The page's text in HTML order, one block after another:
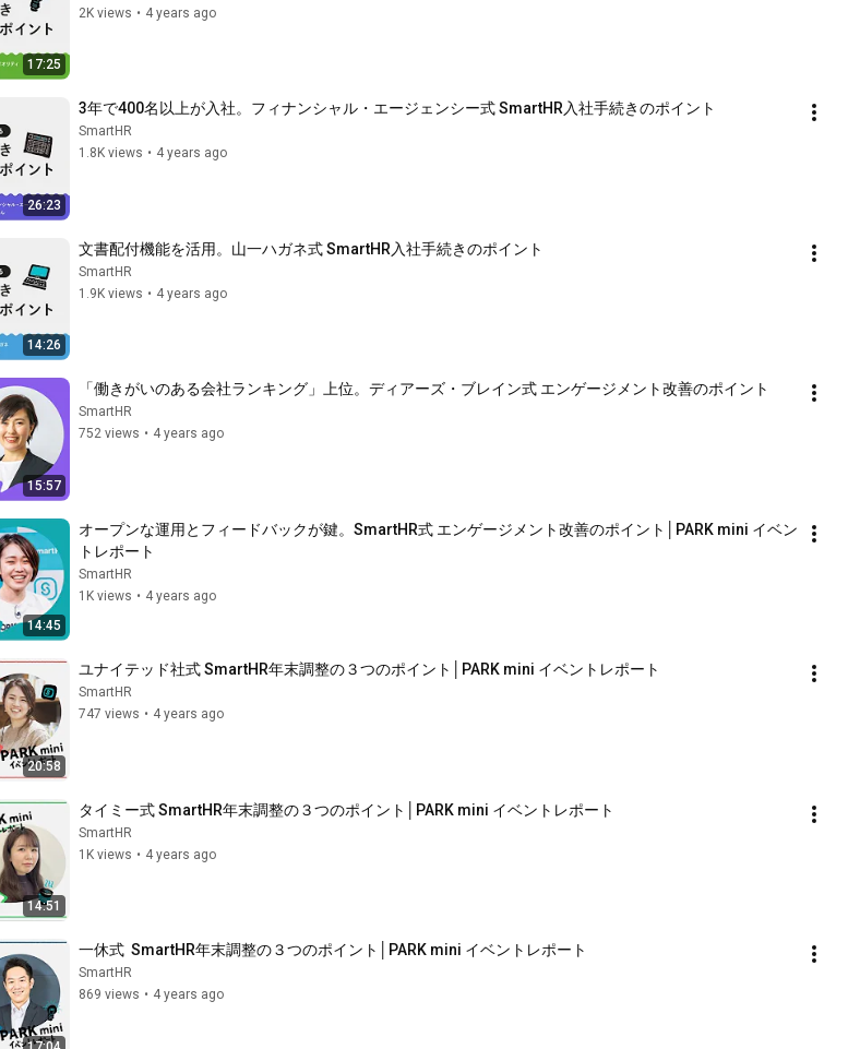
17:25
2K views • 4 years ago
26:23
3年で400名以上が入社。フィナンシャル・エージェンシー式 SmartHR入社手続きのポイント
SmartHR
1.8K views • 4 years ago
14:26
文書配付機能を活用。山一ハガネ式 SmartHR入社手続きのポイント
SmartHR
1.9K views • 4 years ago
15:57
「働きがいのある会社ランキング」上位。ディアーズ・ブレイン式 エンゲージメント改善のポイント
SmartHR
752 views • 4 years ago
14:45
オープンな運用とフィードバックが鍵。SmartHR式 エンゲージメント改善のポイント│PARK mini イベン
トレポート
SmartHR
1K views • 4 years ago
20:58
ユナイテッド社式 SmartHR年末調整の３つのポイント│PARK mini イベントレポート
SmartHR
747 views • 4 years ago
14:51
タイミー式 SmartHR年末調整の３つのポイント│PARK mini イベントレポート
SmartHR
1K views • 4 years ago
一休式  SmartHR年末調整の３つのポイント│PARK mini イベントレポート
SmartHR
869 views • 4 years ago